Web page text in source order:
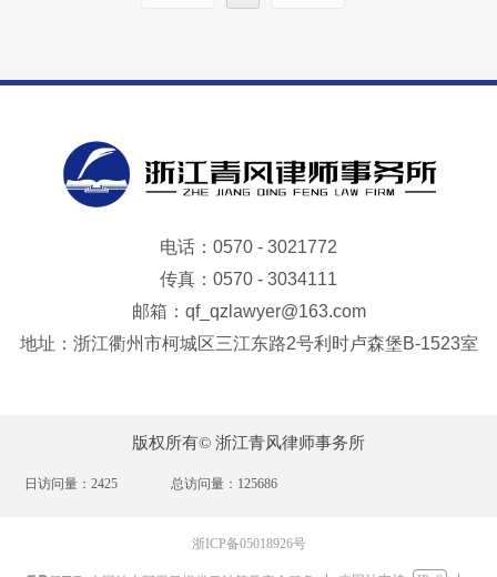
电话：0570 - 3021772
传真：0570 - 3034111
邮箱：qf_qzlawyer@163.com
地址：浙江衢州市柯城区三江东路2号利时卢森堡B-1523室
日访问量：2425 总访问量：125686
版权所有© 浙江青风律师事务所
浙ICP备05018926号